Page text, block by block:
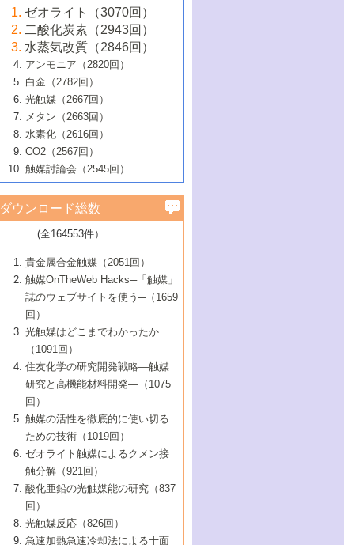
大学：オンライン・対面開催）
6号 メタン転換技術の最新動向
B号 第125回触媒討論会（2020年・工学
院大学）
5号 固体触媒による含窒素有機化合物変
換の最前線
6号 貴金属使用量低減に向けた自動車排
ガス浄化触媒の開発
B号 第123回触媒討論会（2019年・大阪
B号 第121回触媒討論会（2018年・東京
大学）
5号 水素のふるまいを解き明かす最先端
研究
6号 低級アルカンの有効利用のための触
媒技術
B号 第119回触媒討論会（2017年・首都
大学東京）
媒技術
3号 触媒研究の最先端～とびたて若き研究
者たち～（1）
4号 触媒研究の最先端～とびたて若き研究
者たち～（2）
5号 触媒研究の最先端～とびたて若き研究
者たち～（3）
6号 イオニクス材料と燃料電池・電解合成
の最新の研究動向
B号 第117回触媒討論会（2016年・大阪府
立大学）
2号 石油精製用触媒の最近の進展
3号 固体酸化物形燃料電池（SOFC）におけ
るアノード触媒上での燃料直接改質技術
4号 コアシェル構造の制御による触媒機能
5号 工業触媒およびその周辺技術の最近の
進歩
6号 ナノシート
B号 第115回触媒討論会（2015年・成蹊大
2号 光触媒反応機構に関する最新の研究動
向
開発動向
4号 人工光合成に向けた近年のアプローチ
5号 未利用熱エネルギーの有効活用に貢献
する触媒技術
6号 ポリオキソメタレート
B号 第113回触媒討論会（2014年・ロワジ
ールホテル豊橋）
1号 高耐久性燃料電池システム用触媒にお
ける新展開
2号 リビングラジカル重合の最近の動向
3号 天然ガスの化学工業的展開に関する触
媒技術
4号 貴金属触媒の精密構造制御とその活用
5号 バイオマス化成品製造のための固体触
6号 ナノ空間─吸着状態解析から新機能開拓
B号 第111回触媒討論会（2013年・関西大
▼54巻（2012年）
1号 規則性多孔体の利用技術における最近
の進歩
2号 第109回触媒討論会
3号 貴金属低減技術の最新動向
4号 貴金属代替技術の最新動向
5号 光触媒による物質変換反応の新展開
6号 グラフェン
7号 水素を利用する化成品合成の新潮流
▼53巻（2011年）
1号 金属学から見る合金触媒の新展開
2号 第107回触媒討論会
3号 触媒のその場観察法の進歩（１）
4号 触媒のその場観察法の進歩（２）
5号 不活性結合の触媒的活性化による有機
合成
6号 新しい固体酸触媒技術
7号 ゼオライト合成における最近の進歩
▼52巻（2010年）
1号 触媒の劣化対策と長寿命触媒開発
2号 第105回触媒討論会
3号 ナノ構造が拓く新機能
4号 活性サイトおよびその環境の精密な設
計による触媒の高機能化
5号 触媒を有効に使うための技術
7号 有機分子触媒による精密有機合成
8号 高機能化ポリオレフィンに向けた重合
触媒の最近の進展
1号 炭素材料－熱い注目を集める材料－
2号 第103回触媒討論会
3号 環境浄化用光触媒の現状と課題
4号 水素社会の実現に向けた水素製造・貯
蔵技術の進歩
5号 CO2が関わる触媒・材料
7号 持続可能社会実現のための触媒および
触媒関連技術
▼50巻（2008年）
1号 触媒化学と学会のこの10年，半世紀，
そして未来
2号 第101回触媒討論会
4号 錯体を利用したユニークな表面構造の
構築と機能
5号 若手会員による触媒研究の未来展望1：
企業編
6号 第102回触媒討論会
7号 触媒・化学反応における計算化学の進
8号 若手研究者による触媒研究の未来展望
2：大学・研究所編
▼49巻（2007年）
1号 含フッ素化合物の合成と触媒
2号 第99回触媒討論会
3号 実用的ファインケミカル合成プロセス
を実現する触媒
5号 こんな物質，あんな物質―新たな触媒
の可能性―
7号 『結晶の化学』を活かした触媒研究
8号 イオン液体の応用
▼48巻（2006年）
1号 固体酸触媒の最近の進歩
2号 第97回触媒討論会
3号 リビング重合触媒の最近の展開
5号 水素製造・貯蔵のための触媒技術の新
しい展開
6号 第98回触媒討論会
7号 基礎化学品製造の触媒技術
8号 多機能型リアクター
1号 最近の触媒担体とその効果
2号 第95回触媒討論会
4号 水分解用光触媒材料
5号 時間分解分光の進歩と応用
6号 第96回触媒討論会
8号 超臨界流体を用いた化学プロセスの新
▼46巻（2004年）
1号 部分酸化反応触媒の最前線
2号 第93回触媒討論会
3号 特殊エネルギー場の触媒反応
4号 生体内における金属の触媒作用
5号 ファインケミカルズの展開に寄与する
6号 第94回触媒討論会
7号 サブナノレベルでみた新しい表面現象
8号 オレフィン重合触媒の新たな展
▼45巻（2003年）
1号 なぜこの触媒が良いのか？
2号 第91回触媒討論会
3号 最近の自動車排ガス処理技術
4号 触媒研究の現状と将来─第90回触媒討論
5号 基礎化学品製造の触媒技術
6号 第92回触媒討論会
7号 基礎化学品製造の触媒技術
8号 資源の循環と触媒技術
▼44巻（2002年）
1号 高次制御された触媒の化学
2号 第89回触媒討論会
3号 触媒を利用した電気化学の新展開
4号 ナノ材料の調製と機能化
5号 こんな触媒が欲しい
6号 第90回触媒討論会
7号 触媒研究と学術雑誌/情報
8号 若い世代からみた触媒化学の現状と未
▼43巻（2001年）
1号 グリーンケミストリーと触媒
2号 第87回触媒討論会特集号
3号 生体触媒とバイオプロセス
4号 水素製造・利用の触媒化学
5号 触媒研究における新しい切り口：コン
ビナトリアルケミストリー
6号 第88回触媒討論会特集号
7号 企業における触媒研究のブレークスル
8号 この材料を触媒として使ってみません
▼42巻（2000年）
1号 触媒反応工学の明日を拓く
2号 第85回触媒討論会
3号 反応ダイナミクス
5号 触媒のおもしろさをどのように伝える
6号 第86回触媒討論会
7号 水素化精製触媒の新しい展開
8号 新しい反応性と機能性を目指した金属
クラスタ-化学
▼41巻（1999年）
1号 孔、穴、あな?-特異な空間とその利用-
2号 第83回触媒討論会
3号 均一系触媒反応最前線
4号 実用炭素材料の新展開
5号 研究の方法論を考える
7号 機能性金属材料と触媒
8号 触媒研究へのNMRの応用と展望
▼40巻（1998年）
進展と21世紀への提言/創立40周年記念・触
媒学会この10年の歩みとこれから/創立40周
2号 第81回触媒討論会
3号 計算機触媒化学へのさそい
4号 触媒劣化の制御と予測
5号 最新の実用プロセスと触媒
6号 第82回触媒討論会
1号 均一系と不均一系触媒反応-その特徴と
接点
2号 第79回触媒討論会
3号 最新NO除去触媒の実用化研究
4号 新しい反応場を目指した触媒調製
5号 反応・分離技術の新しい展開
6号 第80回触媒討論会
▼38巻（1996年）
1号 触媒の構造と触媒作用/C1化学を中心と
する21世紀への触媒
3号 オリンピックメダル:金・銀・銅はどん
な触媒作用を示すか
4号 触媒作用における機能の複合化
▼37巻（1995年）
1号 ファインケミカルズと固体触媒
2号 第75回触媒討論会
3号 希土類を利用した触媒
4号 触媒とリサイクル
5号 エネルギー変換触媒
▼36巻（1994年）
1号 電気化学と触媒
2号 第73回触媒討論会
3号 C4化学の展開
4号 《通常号》
▼35巻（1993年）
1号 工業触媒開発マニュアル―探索から工
業化まで
2号 第71回触媒討論会
▼34巻（1992年）
1号 インパクトを与えたこの研究
2号 第69回触媒討論会
▼33巻（1991年）
1号 触媒プロセス開発マニュアル―探索か
▼32巻（1990年）
ゼオライト（3070回）
二酸化炭素（2943回）
水蒸気改質（2846回）
アンモニア（2820回）
白金（2782回）
光触媒（2667回）
メタン（2663回）
水素化（2616回）
CO2（2567回）
触媒討論会（2545回）
ダウンロード総数
(全164553件）
貴金属合金触媒（2051回）
触媒OnTheWeb Hacks─「触媒」
誌のウェブサイトを使う─（1659
回）
光触媒はどこまでわかったか
（1091回）
住友化学の研究開発戦略―触媒
研究と高機能材料開発―（1075
回）
触媒の活性を徹底的に使い切る
ための技術（1019回）
ゼオライト触媒によるクメン接
触分解（921回）
酸化亜鉛の光触媒能の研究（837
回）
光触媒反応（826回）
急速加熱急速冷却法による十面